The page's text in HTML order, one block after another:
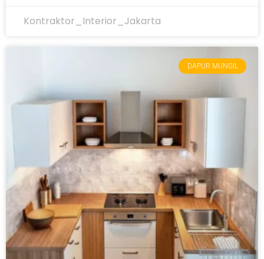
Kontraktor_Interior_Jakarta
DAPUR MUNGIL